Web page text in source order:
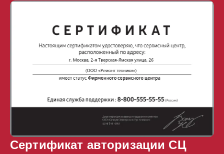
Сертификат авторизации СЦ